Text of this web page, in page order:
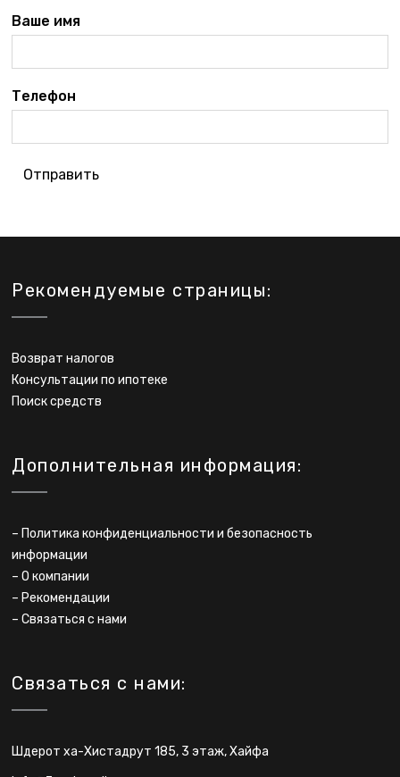
Ваше имя
Телефон
Отправить
Рекомендуемые страницы:
Возврат налогов
Консультации по ипотеке
Поиск средств
Дополнительная информация:
– Политика конфиденциальности и безопасность
информации
–О компании
– Рекомендации
–Связаться с нами
Связаться с нами:
Шдерот ха-Хистадрут 185, 3 этаж, Хайфа